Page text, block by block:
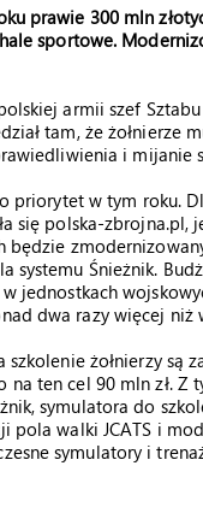
prawie 300 mln
sportowe.
armii szef
tam, że żołnierze
i mijanie
priorytet w tym roku.
się polska-
będzie
Śnieżnik.
jednostkach
dwa razy więcej niż
żołnierzy są
na ten cel 90 mln zł.
symulatora do
pola walki JCATS i
symulatory i